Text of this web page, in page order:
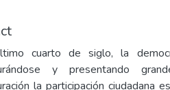
cuarto de siglo, la
y presentando
la participación ciudadana